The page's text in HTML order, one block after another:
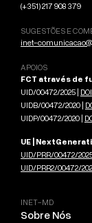
(+351) 217 908 379
SUGESTÕES E
inet-
APOIOS
FCT através de
UID/00472/2025 | DOI
UIDB/00472/2020 |
UIDP/00472/2020 |
UE |
UID/PRR/00472/
UID/PRR2/00472/
INET-MD
Sobre Nós